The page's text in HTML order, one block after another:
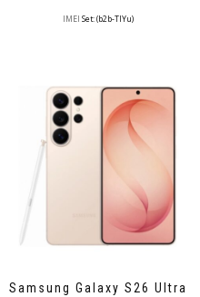
IMEI Set: (b2b-TlYu)
Samsung Galaxy S26 Ultra